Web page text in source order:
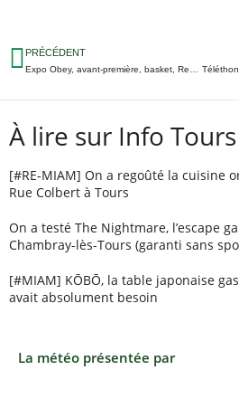
PRÉCÉDENT
À lire sur Info Tours
[#RE-MIAM] On a regoûté la cuisine
Rue Colbert à Tours
On a testé The Nightmare, l’escape
Chambray-lès-Tours (garanti sans
[#MIAM] KŌBŌ, la table japonaise
avait absolument besoin
La météo présentée par